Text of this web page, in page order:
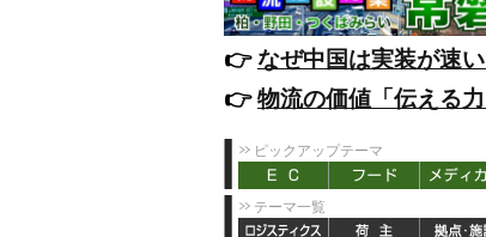
👉️なぜ中国は実装が速
👉️物流の価値「伝える
ピックアップテーマ
テーマ一覧